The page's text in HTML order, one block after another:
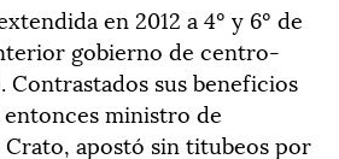
en 2012 a 4º y 6º de
gobierno de centro-
Contrastados sus beneficios
ministro de
apostó sin titubeos por